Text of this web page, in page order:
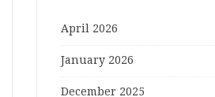
April 2026
January 2026
December 2025